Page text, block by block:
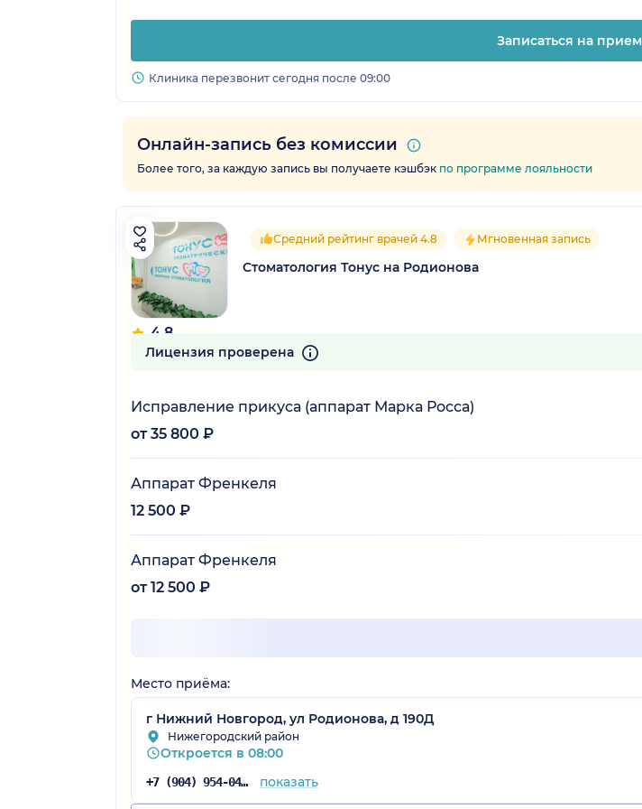
Записаться на прием
Клиника перезвонит сегодня после 09:00
Онлайн-запись без комиссии
Более того, за каждую запись вы получаете кэшбэк по программе лояльности
4.8
24 отзыва
Средний рейтинг врачей 4.8 Мгновенная запись
Стоматология Тонус на Родионова
Лицензия проверена
Исправление прикуса (аппарат Марка Росса)
от 35 800 ₽
Аппарат Френкеля
12 500 ₽
Аппарат Френкеля
от 12 500 ₽
Место приёма:
г Нижний Новгород, ул Родионова, д 190Д
Нижегородский район
Откроется в 08:00
+7 (904) 954-04-28 показать